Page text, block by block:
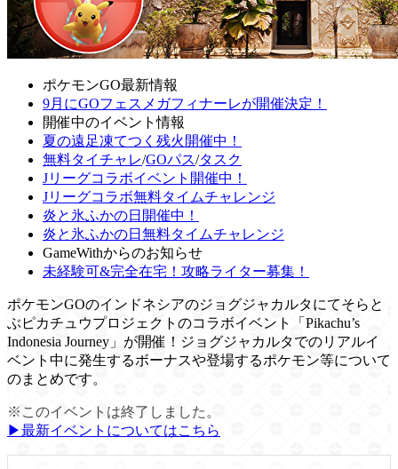
ポケモンGO最新情報
9月にGOフェスメガフィナーレが開催決定！
開催中のイベント情報
夏の遠足凍てつく残火開催中！
無料タイチャレ/GOパス/タスク
Jリーグコラボイベント開催中！
Jリーグコラボ無料タイムチャレンジ
炎と氷ふかの日開催中！
炎と氷ふかの日無料タイムチャレンジ
GameWithからのお知らせ
未経験可&完全在宅！攻略ライター募集！
ポケモンGOのインドネシアのジョグジャカルタにてそらと
ぶピカチュウプロジェクトのコラボイベント「Pikachu’s
Indonesia Journey」が開催！ジョグジャカルタでのリアルイ
ベント中に発生するボーナスや登場するポケモン等について
のまとめです。
※このイベントは終了しました。
▶︎最新イベントについてはこちら